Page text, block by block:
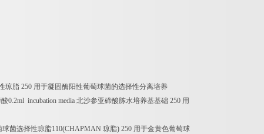
琼脂 250 用于凝固酶阳性葡萄球菌的选择性分离培养
0.2ml incubation media 北沙参亚碲酸胨水培养基基础 250 用
球菌选择性琼脂110(CHAPMAN 琼脂) 250 用于金黄色葡萄球